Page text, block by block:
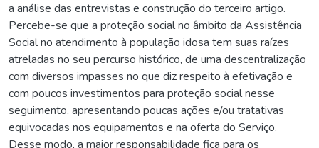
a análise das entrevistas e construção do terceiro artigo.
Percebe-se que a proteção social no âmbito da Assistência
Social no atendimento à população idosa tem suas raízes
atreladas no seu percurso histórico, de uma descentralização
com diversos impasses no que diz respeito à efetivação e
com poucos investimentos para proteção social nesse
seguimento, apresentando poucas ações e/ou tratativas
equivocadas nos equipamentos e na oferta do Serviço.
Desse modo, a maior responsabilidade fica para os